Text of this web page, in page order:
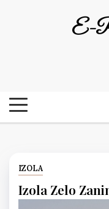
E-
IZOLA
Izola Zelo